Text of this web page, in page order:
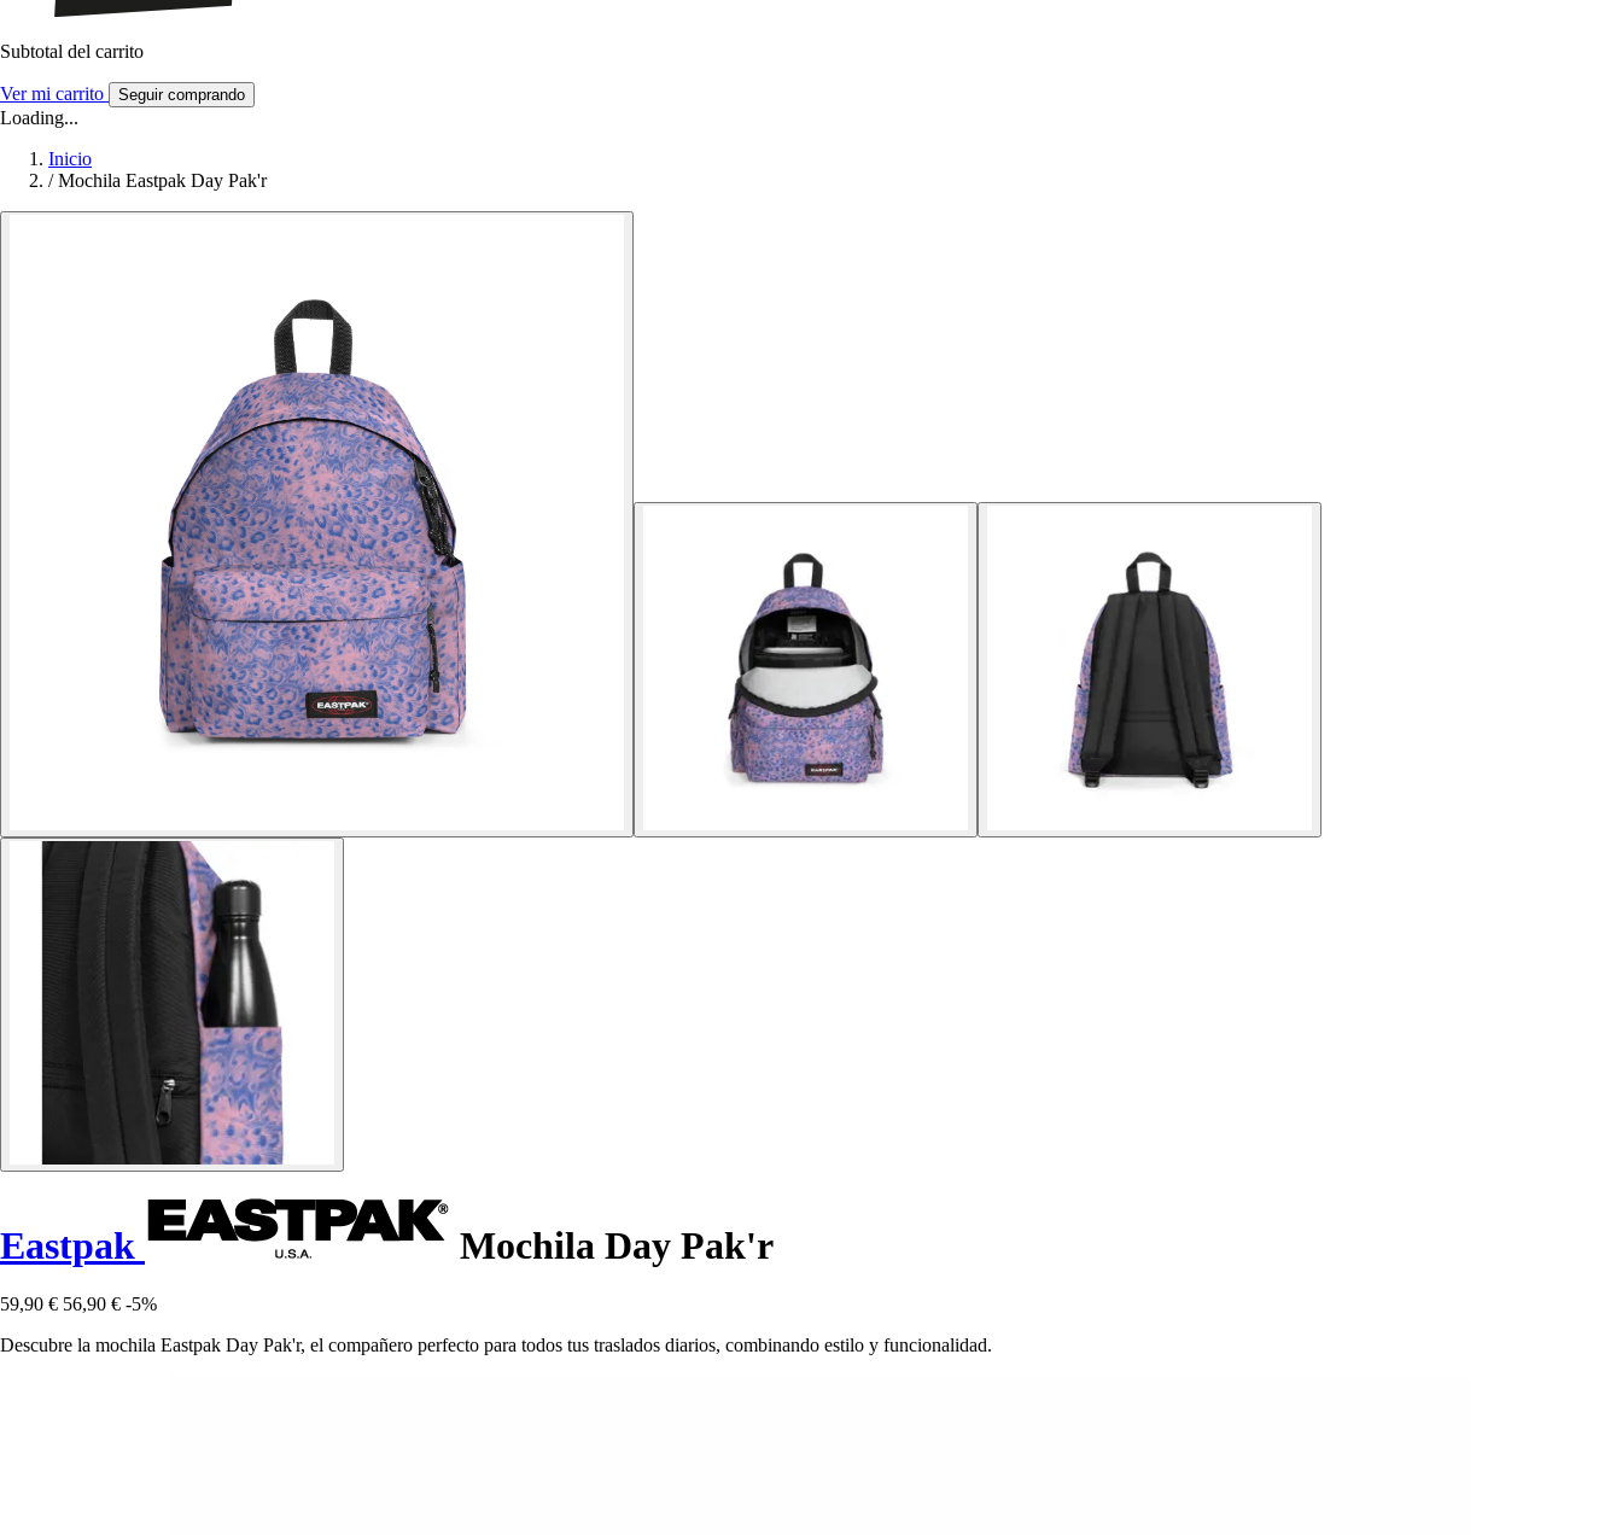
Subtotal del carrito
Ver mi carrito Seguir comprando
Loading...
Inicio
/ Mochila Eastpak Day Pak'r
Eastpak Mochila Day Pak'r
59,90 € 56,90 € -5%
Descubre la mochila Eastpak Day Pak'r, el compañero perfecto para todos tus traslados diarios, combinando estilo y funcionalidad.